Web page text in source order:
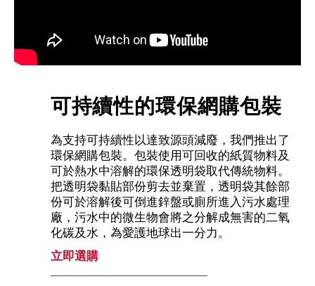
可持續性的環保網購包裝
為支持可持續性以達致源頭減廢，我們推出了
環保網購包裝。包裝使用可回收的紙質物料及
可於熱水中溶解的環保透明袋取代傳統物料。
把透明袋黏貼部份剪去並棄置，透明袋其餘部
份可於溶解後可倒進鋅盤或廁所進入污水處理
廠，污水中的微生物會將之分解成無害的二氧
化碳及水，為愛護地球出一分力。
立即選購